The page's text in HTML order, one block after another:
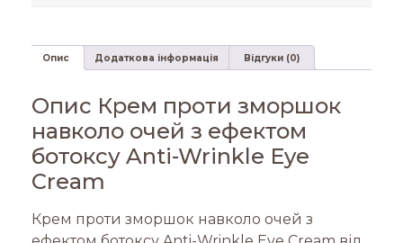
Опис Додаткова інформація Відгуки (0)
Опис Крем проти зморшок
навколо очей з ефектом
ботоксу Anti-Wrinkle Eye
Cream
Крем проти зморшок навколо очей з